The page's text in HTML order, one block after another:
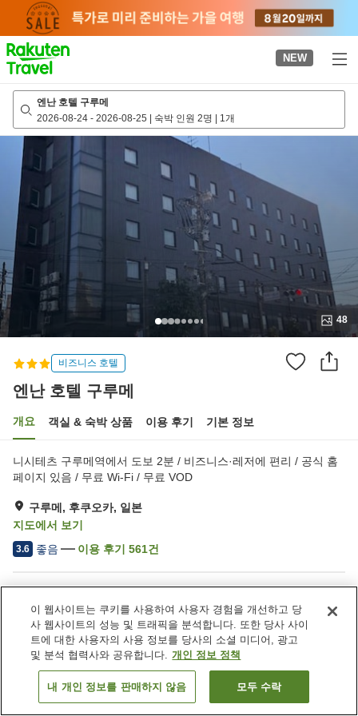
page
NEW
엔난 호텔 구루메
2026-08-24 - 2026-08-25 | 숙박 인원 2명 | 1개
48
비즈니스 호텔
엔난 호텔 구루메
개요 객실 & 숙박 상품 이용 후기 기본 정보
니시테츠 구루메역에서 도보 2분 / 비즈니스·레저에 편리 / 공식 홈
페이지 있음 / 무료 Wi-Fi / 무료 VOD
구루메, 후쿠오카, 일본
지도에서 보기
3.6 좋음 이용 후기 561건
Wi-Fi
역에서 도보 5분
스파 / 미용실
자동판매기
객실 보기
이 웹사이트는 쿠키를 사용하여 사용자 경험을 개선하고 당
사 웹사이트의 성능 및 트래픽을 분석합니다. 또한 당사 사이
트에 대한 사용자의 사용 정보를 당사의 소셜 미디어, 광고
및 분석 협력사와 공유합니다. 개인 정보 정책
내 개인 정보를 판매하지 않음 모두 수락